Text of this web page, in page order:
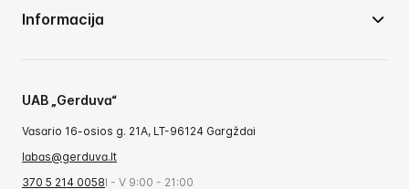
UAB „Gerduva“
Vasario 16-osios g. 21A, LT-96124 Gargždai
labas@gerduva.lt
370 5 214 0058I - V 9:00 - 21:00
Informacija